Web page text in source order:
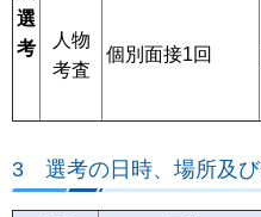
選
考
人物
考査
個別面接1回
3 選考の日時、場所及